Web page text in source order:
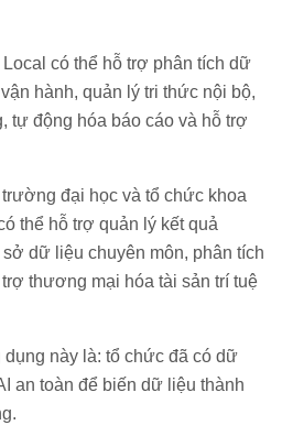
có thể hỗ trợ phân tích dữ
hành, quản lý tri thức nội bộ,
tự động hóa báo cáo và hỗ trợ
đại học và tổ chức khoa
thể hỗ trợ quản lý kết quả
dữ liệu chuyên môn, phân tích
thương mại hóa tài sản trí tuệ
này là: tổ chức đã có dữ
an toàn để biến dữ liệu thành